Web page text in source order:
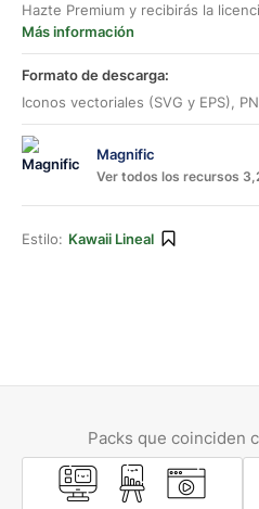
Hazte Premium y recibirás la
Más información
Formato de descarga:
Iconos vectoriales (SVG y EPS),
Magnific
Ver todos los recursos
Estilo: Kawaii Lineal
Packs que coinciden